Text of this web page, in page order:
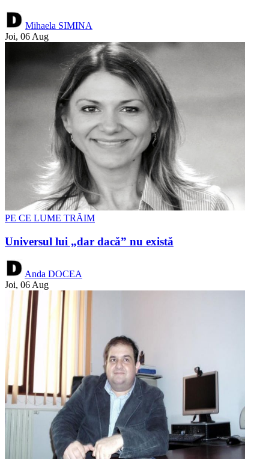
Mihaela SIMINA
Joi, 06 Aug
PE CE LUME TRĂIM
Universul lui „dar dacă” nu există
Anda DOCEA
Joi, 06 Aug